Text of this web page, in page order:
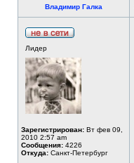
Владимир Галка
Лидер
Зарегистрирован: Вт фев 09,
2010 2:57 am
Сообщения: 4226
Откуда: Санкт-Петербург